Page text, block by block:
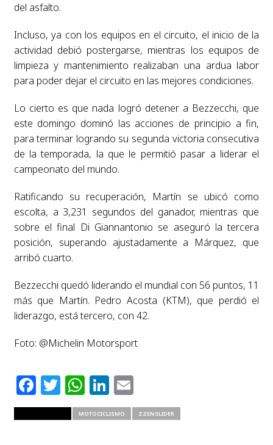
del asfalto.
Incluso, ya con los equipos en el circuito, el inicio de la
actividad debió postergarse, mientras los equipos de
limpieza y mantenimiento realizaban una ardua labor
para poder dejar el circuito en las mejores condiciones.
Lo cierto es que nada logró detener a Bezzecchi, que
este domingo dominó las acciones de principio a fin,
para terminar logrando su segunda victoria consecutiva
de la temporada, la que le permitió pasar a liderar el
campeonato del mundo.
Ratificando su recuperación, Martín se ubicó como
escolta, a 3,231 segundos del ganador, mientras que
sobre el final Di Giannantonio se aseguró la tercera
posición, superando ajustadamente a Márquez, que
arribó cuarto.
Bezzecchi quedó liderando el mundial con 56 puntos, 11
más que Martín. Pedro Acosta (KTM), que perdió el
liderazgo, está tercero, con 42.
Foto: @Michelin Motorsport
Facebook
Twitter
WhatsApp
LinkedIn
Email
MOTOCICLISMO ZZENSLIDER